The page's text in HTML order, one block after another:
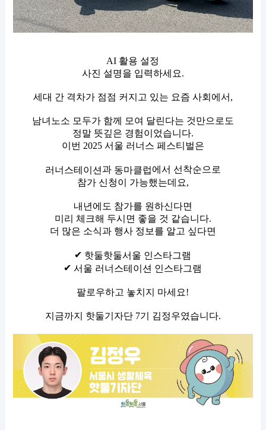
AI 활용 설정
사진 설명을 입력하세요.
세대 간 격차가 점점 커지고 있는 요즘 사회에서,
남녀노소 모두가 함께 모여 달린다는 것만으로도
정말 뜻깊은 경험이었습니다.
이번 2025 서울 러너스 페스티벌은
러너스테이션과 동마클럽에서 선착순으로
참가 신청이 가능했는데요,
내년에도 참가를 원하신다면
미리 체크해 두시면 좋을 것 같습니다.
더 많은 소식과 행사 정보를 알고 싶다면
✔ 핫둘핫둘서울 인스타그램
✔ 서울 러너스테이션 인스타그램
팔로우하고 놓치지 마세요!
지금까지 핫둘기자단 7기 김정우였습니다.